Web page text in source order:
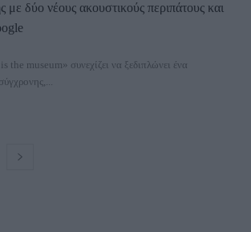
με δύο νέους ακουστικούς περιπάτους και
museum» συνεχίζει να ξεδιπλώνει ένα